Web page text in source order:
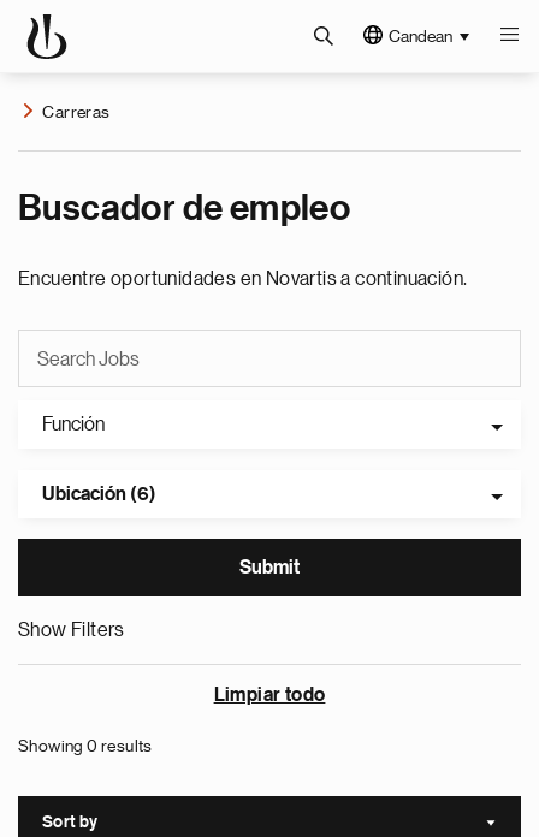
Candean
Carreras
Buscador de empleo
Encuentre oportunidades en Novartis a continuación.
Función
Ubicación (6)
Show Filters
Limpiar todo
Showing 0 results
Sort by Sort